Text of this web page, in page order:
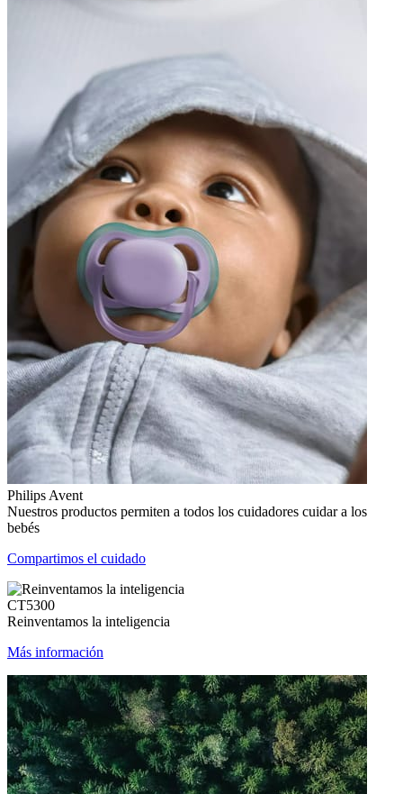
Philips Avent
Nuestros productos permiten a todos los cuidadores cuidar a los
bebés
Compartimos el cuidado
CT5300
Reinventamos la inteligencia
Más información